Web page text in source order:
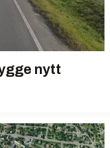
nytt